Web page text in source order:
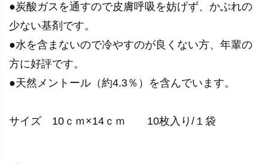
●炭酸ガスを通すので皮膚呼吸を妨げず、かぶれの
少ない基剤です。
●水を含まないので冷やすのが良くない方、年輩の
方に好評です。
●天然メントール（約4.3％）を含んでいます。
サイズ 10ｃｍ×14ｃｍ 10枚入り/１袋